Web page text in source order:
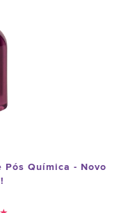
Pós Química - Novo